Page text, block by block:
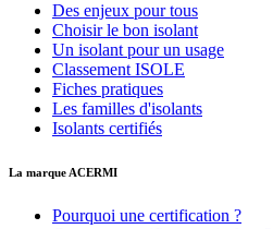
Des enjeux pour tous
Choisir le bon isolant
Un isolant pour un usage
Classement ISOLE
Fiches pratiques
Les familles d'isolants
Isolants certifiés
La marque ACERMI
Pourquoi une certification ?